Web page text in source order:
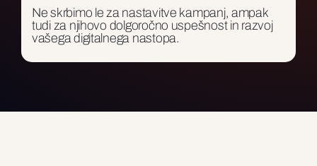
Ne skrbimo le za nastavitve kampanj, ampak
tudi za njihovo dolgoročno uspešnost in razvoj
vašega digitalnega nastopa.